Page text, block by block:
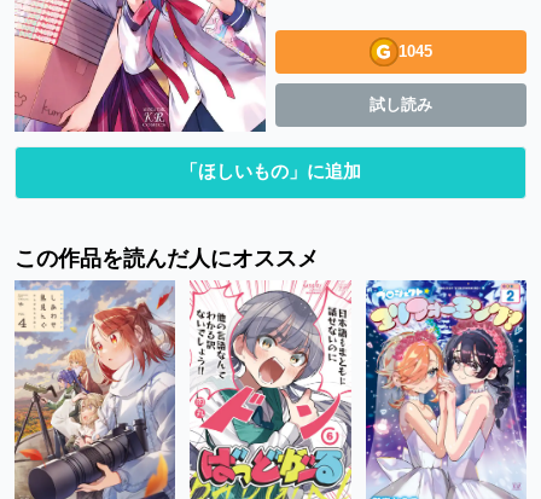
1045
試し読み
「ほしいもの」に追加
この作品を読んだ人にオススメ